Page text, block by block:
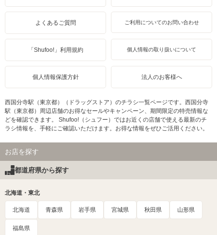
よくあるご質問 ご利用についてのお問い合わせ
「Shufoo!」利用規約 個人情報の取り扱いについて
個人情報保護方針 法人のお客様へ
西国分寺駅（東京都）（ドラッグストア）のチラシ一覧ページです。西国分寺
駅（東京都）周辺店舗のお得なセールやキャンペーン、期間限定の特売情報な
どを確認できます。 Shufoo!（シュフー）ではお近くの店舗で使える最新のチ
ラシ情報を、手軽にご確認いただけます。お得な情報をぜひご活用ください。
お店を探す
都道府県から探す
北海道・東北
北海道 青森県 岩手県 宮城県 秋田県 山形県
福島県